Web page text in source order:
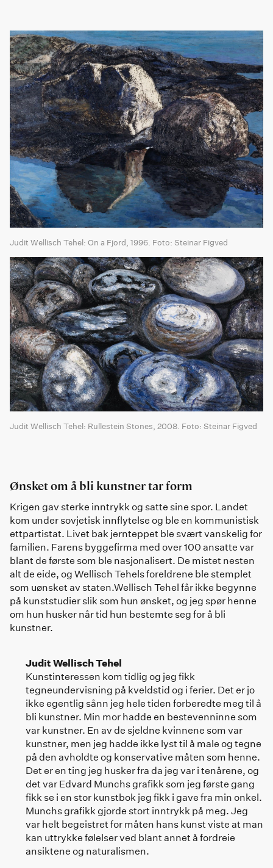
Judit Wellisch Tehel: On a Fjord, 1996. Foto: Steinar Figved
Judit Wellisch Tehel: Rullestein Stones, 2008. Foto: Steinar Figved
Ønsket om å bli kunstner tar form
Krigen gav sterke inntrykk og satte sine spor. Landet
kom under sovjetisk innflytelse og ble en kommunistisk
ettpartistat. Livet bak jernteppet ble svært vanskelig for
familien. Farens byggefirma med over 100 ansatte var
blant de første som ble nasjonalisert. De mistet nesten
alt de eide, og Wellisch Tehels foreldrene ble stemplet
som uønsket av staten.Wellisch Tehel får ikke begynne
på kunststudier slik som hun ønsket, og jeg spør henne
om hun husker når tid hun bestemte seg for å bli
kunstner.
Judit Wellisch Tehel
Kunstinteressen kom tidlig og jeg fikk
tegneundervisning på kveldstid og i ferier. Det er jo
ikke egentlig sånn jeg hele tiden forberedte meg til å
bli kunstner. Min mor hadde en bestevenninne som
var kunstner. En av de sjeldne kvinnene som var
kunstner, men jeg hadde ikke lyst til å male og tegne
på den avholdte og konservative måten som henne.
Det er en ting jeg husker fra da jeg var i tenårene, og
det var Edvard Munchs grafikk som jeg første gang
fikk se i en stor kunstbok jeg fikk i gave fra min onkel.
Munchs grafikk gjorde stort inntrykk på meg. Jeg
var helt begeistret for måten hans kunst viste at man
kan uttrykke følelser ved blant annet å fordreie
ansiktene og naturalismen.